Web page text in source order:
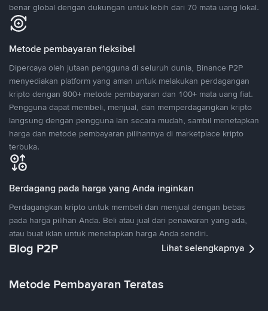
benar global dengan dukungan untuk lebih dari 70 mata uang lokal.
Metode pembayaran fleksibel
Dipercaya oleh jutaan pengguna di seluruh dunia, Binance P2P
menyediakan platform yang aman untuk melakukan perdagangan
kripto dengan 800+ metode pembayaran dan 100+ mata uang fiat.
Pengguna dapat membeli, menjual, dan memperdagangkan kripto
langsung dengan pengguna lain secara mudah, sambil menetapkan
harga dan metode pembayaran pilihannya di marketplace kripto
terbuka.
Berdagang pada harga yang Anda inginkan
Perdagangkan kripto untuk membeli dan menjual dengan bebas
pada harga pilihan Anda. Beli atau jual dari penawaran yang ada,
atau buat iklan untuk menetapkan harga Anda sendiri.
Blog P2P Lihat selengkapnya
Metode Pembayaran Teratas